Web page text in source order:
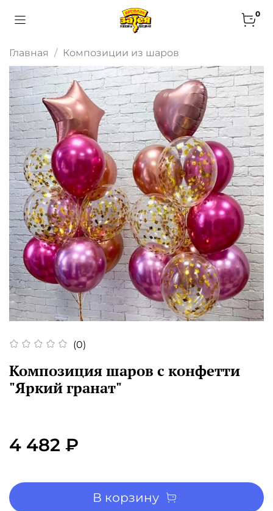
0
Главная Композиции из шаров
(0)
Композиция шаров с конфетти
"Яркий гранат"
4 482 ₽
В корзину